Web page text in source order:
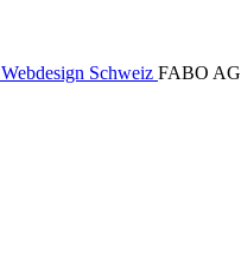
Webdesign Schweiz FABO AG